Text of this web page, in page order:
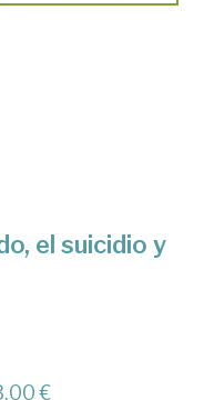
el suicidio y
€